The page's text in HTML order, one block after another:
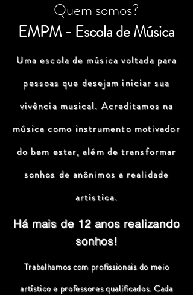
Quem somos?
EMPM - Escola de Música
Uma escola de música voltada para
pessoas que desejam iniciar sua
vivência musical. Acreditamos na
música como instrumento motivador
do bem estar, além de transformar
sonhos de anônimos a realidade
artistica.
Há mais de 12 anos realizando
sonhos!
Trabalhamos com profissionais do meio
artístico e professores qualificados. Cada